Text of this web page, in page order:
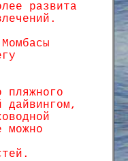
развита
пляжного
дайвингом,
можно